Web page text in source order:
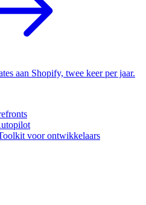
aan Shopify, twee keer per jaar.
voor ontwikkelaars